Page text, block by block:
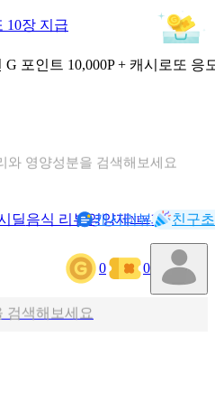
10장 지급
G 포인트 10,000P + 캐시로또 응
다이어트 음식 검색해보세요
딜음식 리뷰영양제NEW기록
캐시리뷰 친구
0 0
검색해보세요
검색해보세요
찾아보세요